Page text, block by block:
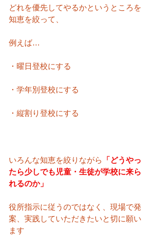
どれを優先してやるかというところを
知恵を絞って、
例えば…
・曜日登校にする
・学年別登校にする
・縦割り登校にする
いろんな知恵を絞りながら
「どうやっ
たら少しでも児童・生徒が学校に来ら
れるのか」
役所指示に従うのではなく、現場で発
案、実践していただきたいと切に願い
ます